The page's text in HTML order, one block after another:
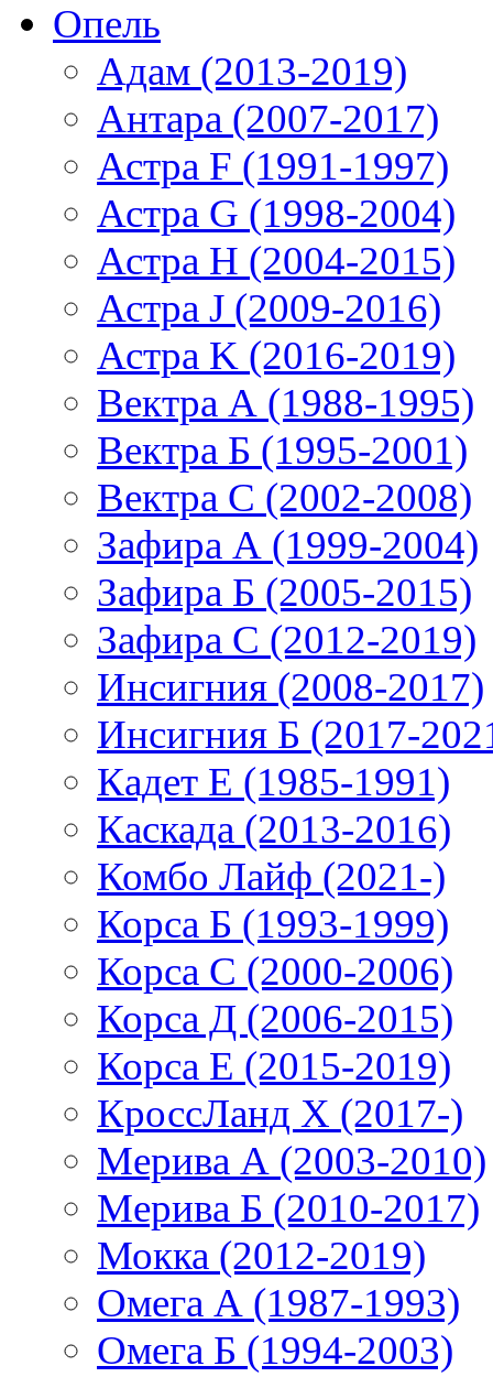
Опель
Адам (2013-2019)
Антара (2007-2017)
Астра F (1991-1997)
Астра G (1998-2004)
Астра H (2004-2015)
Астра J (2009-2016)
Астра K (2016-2019)
Вектра А (1988-1995)
Вектра Б (1995-2001)
Вектра С (2002-2008)
Зафира А (1999-2004)
Зафира Б (2005-2015)
Зафира С (2012-2019)
Инсигния (2008-2017)
Инсигния Б (2017-
Кадет Е (1985-1991)
Каскада (2013-2016)
Комбо Лайф (2021-)
Корса Б (1993-1999)
Корса С (2000-2006)
Корса Д (2006-2015)
Корса E (2015-2019)
КроссЛанд X (2017-)
Мерива А (2003-2010)
Мерива Б (2010-2017)
Мокка (2012-2019)
Омега А (1987-1993)
Омега Б (1994-2003)